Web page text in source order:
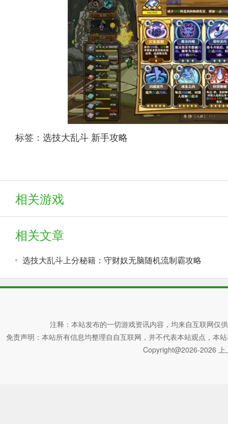
标签： 选技大乱斗 新手攻略
相关游戏
相关文章
选技大乱斗上分秘籍：守财奴无脑随机流制霸攻略
注释：本站发布的一切游戏资讯内容，均来自互联网仅
免责声明：本站所有信息均整理自自互联网，并不代表本站观点，本
Copyright@2026-2026